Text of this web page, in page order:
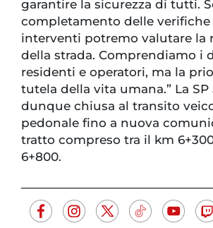
garantire la sicurezza di tutti.
completamento delle verifiche
interventi potremo valutare la
della strada. Comprendiamo i
residenti e operatori, ma la
tutela della vita umana.” La SP
dunque chiusa al transito
pedonale fino a nuova
tratto compreso tra il km
6+800.